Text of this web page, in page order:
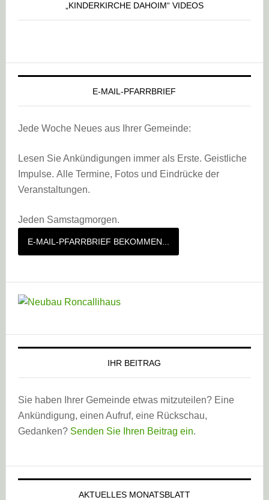
„KINDERKIRCHE DAHOIM“ VIDEOS
E-MAIL-PFARRBRIEF
Jede Woche Neues aus Ihrer Gemeinde:
Lesen Sie Ankündigungen immer als Erste. Geistliche
Impulse. Alle Termine, Fotos und Eindrücke der
Veranstaltungen.
Jeden Samstagmorgen.
E-MAIL-PFARRBRIEF BEKOMMEN...
IHR BEITRAG
Sie haben Ihrer Gemeinde etwas mitzuteilen? Eine
Ankündigung, einen Aufruf, eine Rückschau,
Gedanken? Senden Sie Ihren Beitrag ein.
AKTUELLES MONATSBLATT